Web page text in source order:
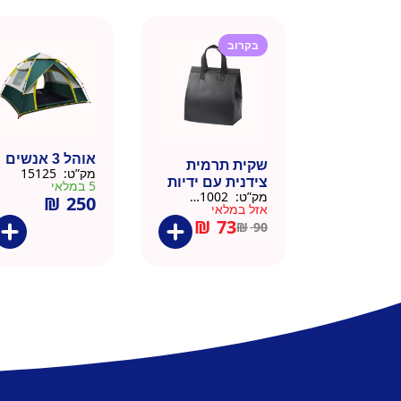
בקרוב
שקית תרמית
צידנית עם ידיות
– 50 יח 26/26
שחור
מק”ט:
אזל במלאי
₪90
₪ 73
אוהל 3 אנשים
מק”ט:
5 במלאי
₪ 250